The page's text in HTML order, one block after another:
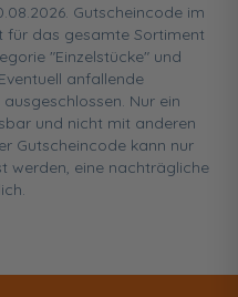
Gutscheincode im
für das gesamte Sortiment
"Einzelstücke" und
anfallende
Nur ein
und nicht mit anderen
Gutscheincode kann nur
werden, eine nachträgliche